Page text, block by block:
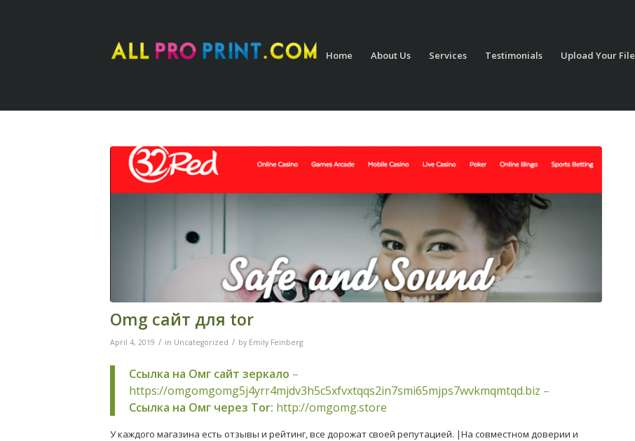
Home About Us Services Testimonials Upload Your File
Omg сайт для tor
April 4, 2019 / in Uncategorized / by Emily Feinberg
Ссылка на Омг сайт зеркало –
https://omgomgomg5j4yrr4mjdv3h5c5xfvxtqqs2in7smi65mjps7wvkmqmtqd.biz –
Ссылка на Омг через Tor: http://omgomg.store
У каждого магазина есть отзывы и рейтинг, все дорожат своей репутацией. |На совместном доверии и